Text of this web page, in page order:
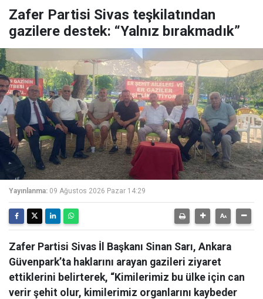
Zafer Partisi Sivas teşkilatından
gazilere destek: “Yalnız bırakmadık”
Yayınlanma: 09 Ağustos 2026 Pazar 14:29
Zafer Partisi Sivas İl Başkanı Sinan Sarı, Ankara
Güvenpark’ta haklarını arayan gazileri ziyaret
ettiklerini belirterek, “Kimilerimiz bu ülke için can
verir şehit olur, kimilerimiz organlarını kaybeder